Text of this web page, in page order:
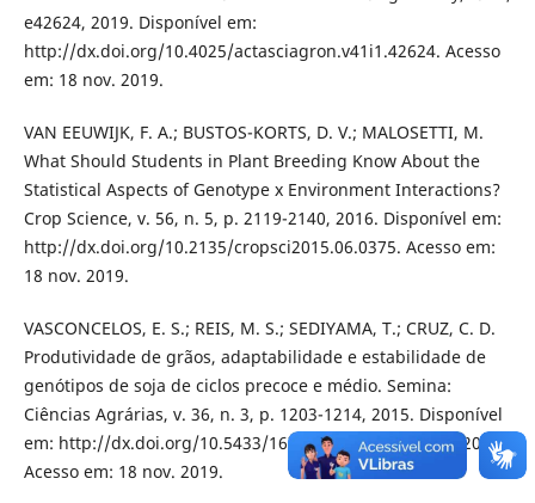
e42624, 2019. Disponível em:
http://dx.doi.org/10.4025/actasciagron.v41i1.42624. Acesso
em: 18 nov. 2019.
VAN EEUWIJK, F. A.; BUSTOS-KORTS, D. V.; MALOSETTI, M.
What Should Students in Plant Breeding Know About the
Statistical Aspects of Genotype x Environment Interactions?
Crop Science, v. 56, n. 5, p. 2119-2140, 2016. Disponível em:
http://dx.doi.org/10.2135/cropsci2015.06.0375. Acesso em:
18 nov. 2019.
VASCONCELOS, E. S.; REIS, M. S.; SEDIYAMA, T.; CRUZ, C. D.
Produtividade de grãos, adaptabilidade e estabilidade de
genótipos de soja de ciclos precoce e médio. Semina:
Ciências Agrárias, v. 36, n. 3, p. 1203-1214, 2015. Disponível
em: http://dx.doi.org/10.5433/1679-0359.2015v36n3p1203.
Acesso em: 18 nov. 2019.